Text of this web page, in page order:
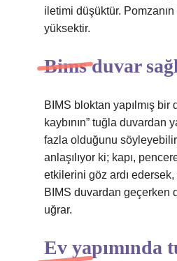
iletimi düşüktür.
yüksektir.
Bims duvar
BIMS bloktan yapılmış bir
kaybının” tuğla duvardan
fazla olduğunu
anlaşılıyor ki; kapı,
etkilerini göz ardı edersek,
BIMS duvardan geçerken
uğrar.
Ev yapımında